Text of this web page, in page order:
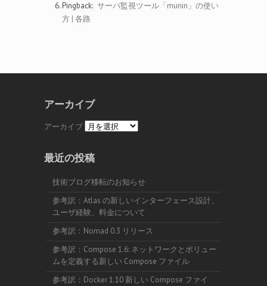
Pingback: サーバ監視ツール「munin」の使い
方 | 各路
アーカイブ
アーカイブ
最近の投稿
技術ブログ移転のお知らせ
参考訳：Atlas の新しいインターフェース設計、
ユーザ経験、料金について
参考訳：Nomad 0.3 リリース
参考訳：Compose 1.6: ネットワークとボリュー
ムを定義する新しい Compose ファイル
参考訳：Docker 1.10 新しい Compose ファイ